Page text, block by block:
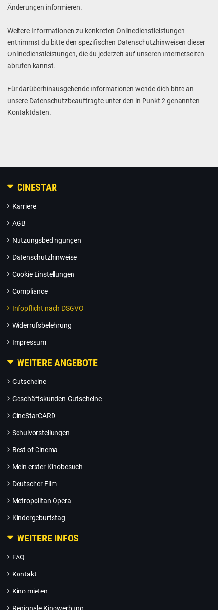
Änderungen informieren.
Weitere Informationen zu konkreten Onlinedienstleistungen
entnimmst du bitte den spezifischen Datenschutzhinweisen dieser
Onlinedienstleistungen, die du jederzeit auf unseren Internetseiten
abrufen kannst.
Für darüberhinausgehende Informationen wende dich bitte an
unsere Datenschutzbeauftragte unter den in Punkt 2 genannten
Kontaktdaten.
CINESTAR
Karriere
AGB
Nutzungsbedingungen
Datenschutzhinweise
Cookie Einstellungen
Compliance
Infopflicht nach DSGVO
Widerrufsbelehrung
Impressum
WEITERE ANGEBOTE
Gutscheine
Geschäftskunden-Gutscheine
CineStarCARD
Schulvorstellungen
Best of Cinema
Mein erster Kinobesuch
Deutscher Film
Metropolitan Opera
Kindergeburtstag
WEITERE INFOS
FAQ
Kontakt
Kino mieten
Regionale Kinowerbung